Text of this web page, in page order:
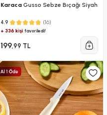
KaracaGusso Sebze Bıçağı Siyah
4.9 (16)
+ 336 kişifavoriledi!
199,99 TL